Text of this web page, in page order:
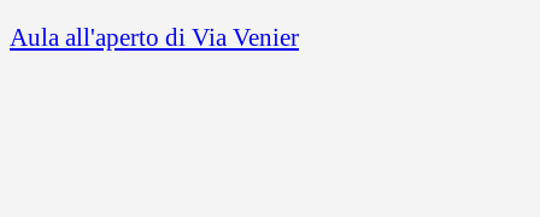
Aula all'aperto di Via Venier